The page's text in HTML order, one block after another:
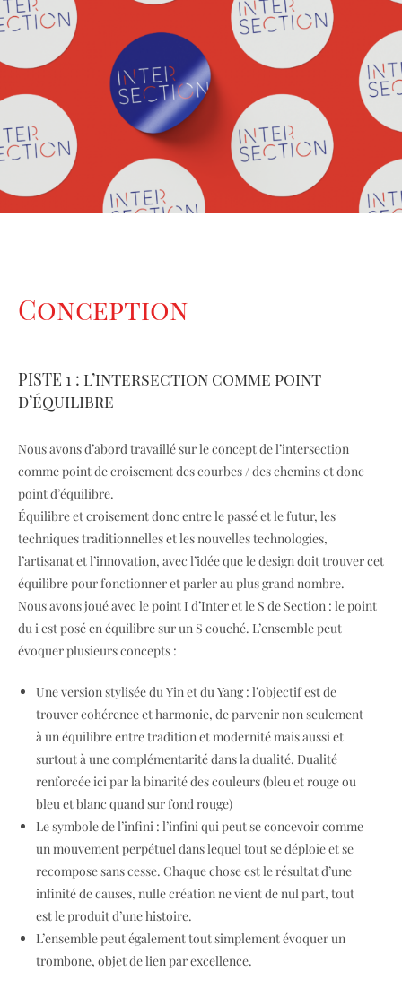
Conception
PISTE 1 : l’intersection comme point
d’équilibre
Nous avons d’abord travaillé sur le concept de l’intersection
comme point de croisement des courbes / des chemins et donc
point d’équilibre.
Équilibre et croisement donc entre le passé et le futur, les
techniques traditionnelles et les nouvelles technologies,
l’artisanat et l’innovation, avec l’idée que le design doit trouver cet
équilibre pour fonctionner et parler au plus grand nombre.
Nous avons joué avec le point I d’Inter et le S de Section : le point
du i est posé en équilibre sur un S couché. L’ensemble peut
évoquer plusieurs concepts :
Une version stylisée du Yin et du Yang : l’objectif est de
trouver cohérence et harmonie, de parvenir non seulement
à un équilibre entre tradition et modernité mais aussi et
surtout à une complémentarité dans la dualité. Dualité
renforcée ici par la binarité des couleurs (bleu et rouge ou
bleu et blanc quand sur fond rouge)
Le symbole de l’infini : l’infini qui peut se concevoir comme
un mouvement perpétuel dans lequel tout se déploie et se
recompose sans cesse. Chaque chose est le résultat d’une
infinité de causes, nulle création ne vient de nul part, tout
est le produit d’une histoire.
L’ensemble peut également tout simplement évoquer un
trombone, objet de lien par excellence.